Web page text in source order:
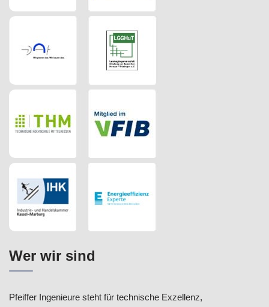
Wer wir sind
Pfeiffer Ingenieure steht für technische Exzellenz,